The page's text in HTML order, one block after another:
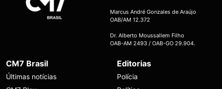
Marcus André Gonzales de Araújo
OAB/AM 12.372
Dr. Alberto Moussallem Filho
OAB-AM 2493 / OAB-GO 29.904.
CM7 Brasil
Últimas notícias
Editorias
Polícia